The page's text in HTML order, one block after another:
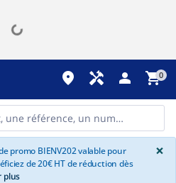
place handyman person shopping_cart0
promo BIENV202 valable pour
de 20€ HT de réduction dès
plus
×